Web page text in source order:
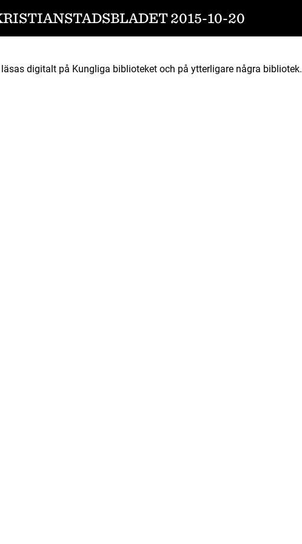
2015-10-20
digitalt på Kungliga biblioteket och på ytterligare några bibliotek.